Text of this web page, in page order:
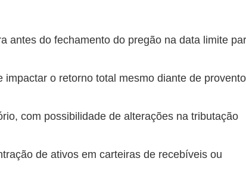
antes do fechamento do pregão na data limite
o retorno total mesmo diante de
com possibilidade de alterações na tributação
de ativos em carteiras de recebíveis ou